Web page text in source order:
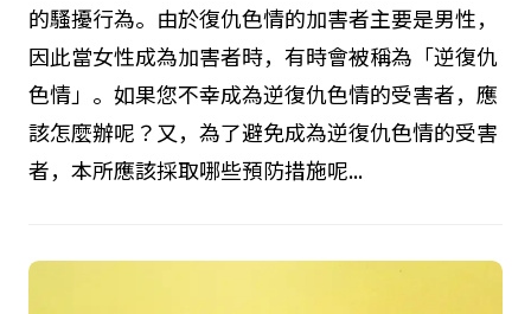
的騷擾行為。由於復仇色情的加害者主要是男性，
因此當女性成為加害者時，有時會被稱為「逆復仇
色情」。如果您不幸成為逆復仇色情的受害者，應
該怎麼辦呢？又，為了避免成為逆復仇色情的受害
者，本所應該採取哪些預防措施呢...